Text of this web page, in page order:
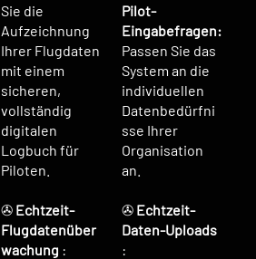
Sie die
Aufzeichnung
Ihrer Flugdaten
mit einem
sicheren,
vollständig
digitalen
Logbuch für
Piloten.
✇ Echtzeit-
Flugdatenüber
wachung :
Pilot-
Eingabefragen:
Passen Sie das
System an die
individuellen
Datenbedürfni
sse Ihrer
Organisation
an.
✇ Echtzeit-
Daten-Uploads
: